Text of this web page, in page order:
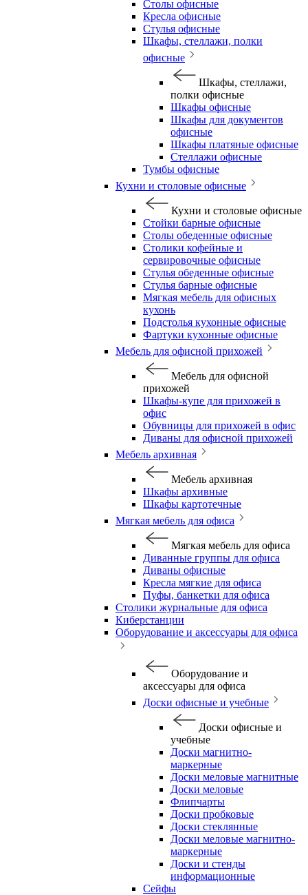
Столы офисные
Кресла офисные
Стулья офисные
Шкафы, стеллажи, полки
офисные
Шкафы, стеллажи,
полки офисные
Шкафы офисные
Шкафы для документов
офисные
Шкафы платяные офисные
Стеллажи офисные
Тумбы офисные
Кухни и столовые офисные
Кухни и столовые офисные
Стойки барные офисные
Столы обеденные офисные
Столики кофейные и
сервировочные офисные
Стулья обеденные офисные
Стулья барные офисные
Мягкая мебель для офисных
кухонь
Подстолья кухонные офисные
Фартуки кухонные офисные
Мебель для офисной прихожей
Мебель для офисной
прихожей
Шкафы-купе для прихожей в
офис
Обувницы для прихожей в офис
Диваны для офисной прихожей
Мебель архивная
Мебель архивная
Шкафы архивные
Шкафы картотечные
Мягкая мебель для офиса
Мягкая мебель для офиса
Диванные группы для офиса
Диваны офисные
Кресла мягкие для офиса
Пуфы, банкетки для офиса
Столики журнальные для офиса
Киберстанции
Оборудование и аксессуары для офиса
Оборудование и
аксессуары для офиса
Доски офисные и учебные
Доски офисные и
учебные
Доски магнитно-
маркерные
Доски меловые магнитные
Доски меловые
Флипчарты
Доски пробковые
Доски стеклянные
Доски меловые магнитно-
маркерные
Доски и стенды
информационные
Сейфы